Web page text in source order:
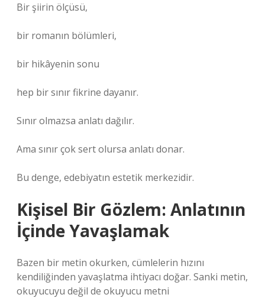
Bir şiirin ölçüsü,
bir romanın bölümleri,
bir hikâyenin sonu
hep bir sınır fikrine dayanır.
Sınır olmazsa anlatı dağılır.
Ama sınır çok sert olursa anlatı donar.
Bu denge, edebiyatın estetik merkezidir.
Kişisel Bir Gözlem: Anlatının
İçinde Yavaşlamak
Bazen bir metin okurken, cümlelerin hızını
kendiliğinden yavaşlatma ihtiyacı doğar. Sanki metin,
okuyucuyu değil de okuyucu metni